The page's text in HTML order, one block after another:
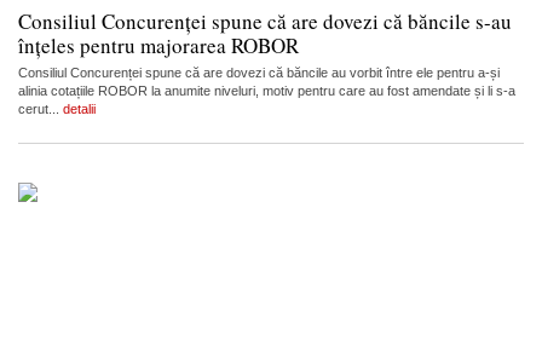
Consiliul Concurenței spune că are dovezi că băncile s-au
înțeles pentru majorarea ROBOR
Consiliul Concurenței spune că are dovezi că băncile au vorbit între ele pentru a-și
alinia cotațiile ROBOR la anumite niveluri, motiv pentru care au fost amendate și li s-a
cerut... detalii